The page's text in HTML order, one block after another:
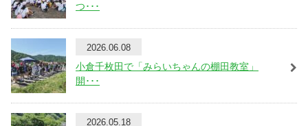
つ･･･
2026.06.08
小倉千枚田で「みらいちゃんの棚田教室」
開･･･
2026.05.18